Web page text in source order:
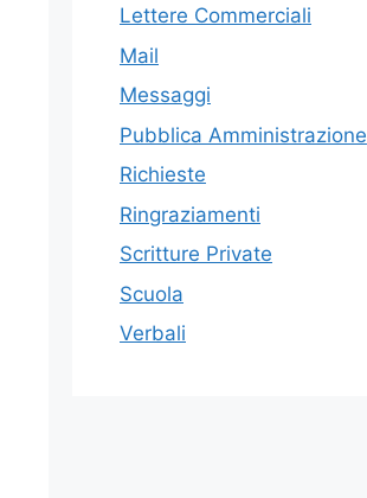
Lettere Commerciali
Mail
Messaggi
Pubblica Amministrazione
Richieste
Ringraziamenti
Scritture Private
Scuola
Verbali